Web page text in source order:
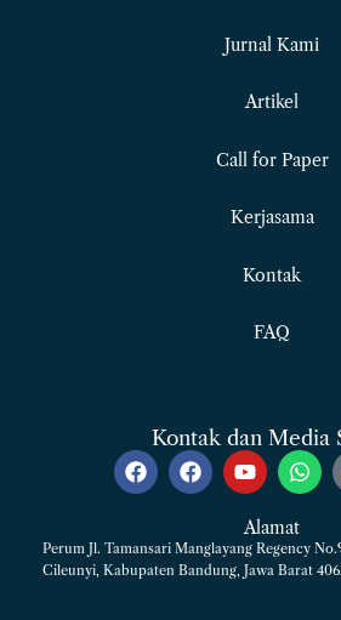
Jurnal Kami
Artikel
Call for Paper
Kerjasama
Kontak
FAQ
Kontak dan Media
F
a
b
o
F
a
b
o
Y
o
t
u
b
W
h
t
s
a
Alamat
Perum Jl. Tamansari Manglayang Regency
Cileunyi, Kabupaten Bandung, Jawa Barat